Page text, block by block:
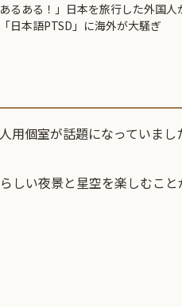
るある！」日本を旅行した外国人
日本語PTSD」に海外が大騒ぎ
個室が話題になっていまし
しい夜景と星空を楽しむこと